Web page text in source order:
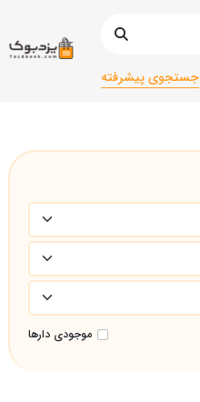
جستجوی پیشرفته
موجودی دارها